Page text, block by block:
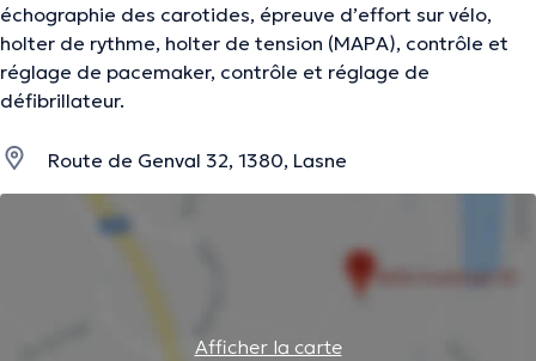
échographie des carotides, épreuve d’effort sur vélo,
holter de rythme, holter de tension (MAPA), contrôle et
réglage de pacemaker, contrôle et réglage de
défibrillateur.
Route de Genval 32, 1380, Lasne
Afficher la carte